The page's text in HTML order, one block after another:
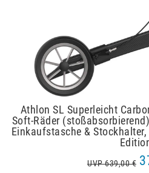
Athlon SL Superleicht
Soft-Räder
Einkaufstasche &
UVP 639,00 €